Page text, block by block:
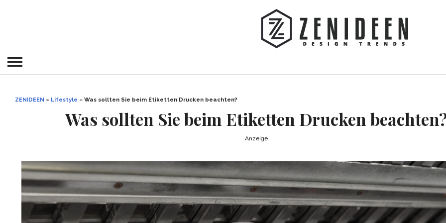
ZENIDEEN » Lifestyle » Was sollten Sie beim Etiketten Drucken beachten?
Was sollten Sie beim Etiketten Drucken
Anzeige